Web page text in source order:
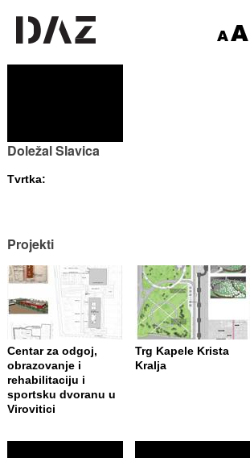
Doležal Slavica
Tvrtka:
Projekti
Centar za odgoj,
obrazovanje i
rehabilitaciju i
sportsku dvoranu u
Virovitici
Trg Kapele Krista
Kralja